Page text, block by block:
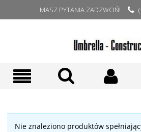
MASZ PYTANIA ZADZWOŃ!
Nie znaleziono produktów